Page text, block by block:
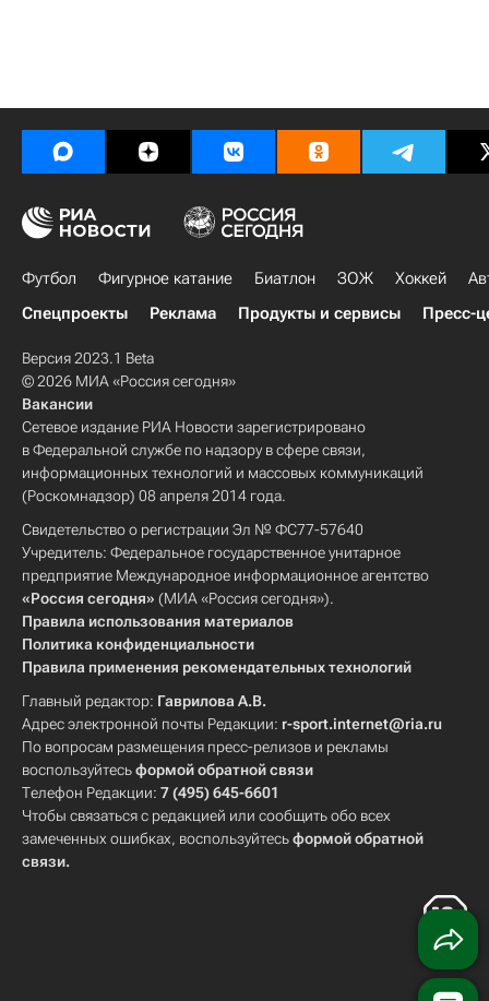
Футбол Фигурное катание Биатлон ЗОЖ Хоккей
Спецпроекты
Реклама Продукты и сервисы Пресс-
Версия 2023.1 Beta
© 2026 МИА «Россия сегодня»
Вакансии
Сетевое издание РИА Новости зарегистрировано
в Федеральной службе по надзору в сфере связи,
информационных технологий и массовых коммуникаций
(Роскомнадзор) 08 апреля 2014 года.
Свидетельство о регистрации Эл № ФС77-57640
Учредитель: Федеральное государственное унитарное
предприятие Международное информационное агентство
«Россия сегодня» (МИА «Россия сегодня»).
Правила использования материалов
Политика конфиденциальности
Правила применения рекомендательных технологий
Главный редактор: Гаврилова А.В.
Адрес электронной почты Редакции: r-sport.internet@ria.ru
По вопросам размещения пресс-релизов и рекламы
воспользуйтесьформой обратной связи
Телефон Редакции: 7 (495) 645-6601
Чтобы связаться с редакцией или сообщить обо всех
замеченных ошибках, воспользуйтесьформой обратной
связи.